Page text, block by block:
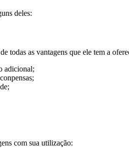
deles:
todas as vantagens que ele tem a
adicional;
com sua utilização: